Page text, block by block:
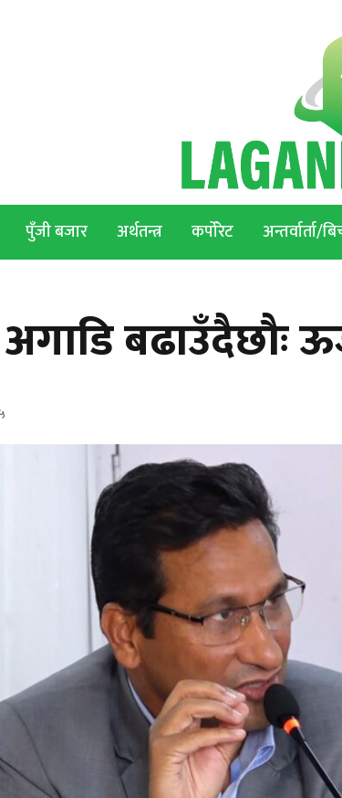
पुँजी बजार अर्थतन्त्र कर्पोरेट अन्तर्वार्ता/
बढाउँदैछौः